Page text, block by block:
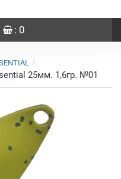
: 0
25мм. 1,6гр. №01